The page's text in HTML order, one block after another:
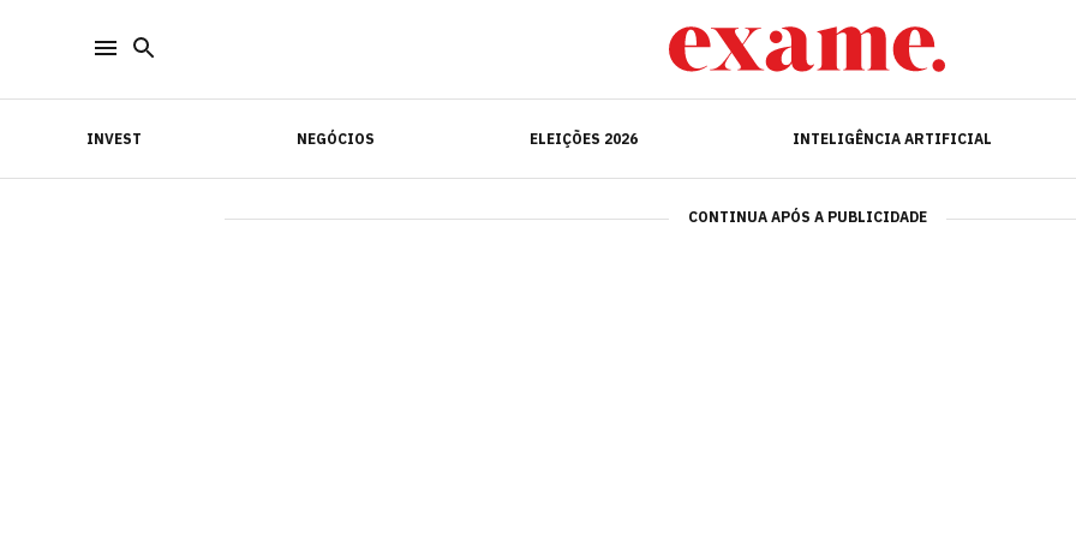
INVEST NEGÓCIOS ELEIÇÕES 2026 INTELIGÊNCIA ARTIFICIAL
INVEST INTELIGÊNCIA ARTIFICIAL
CONTINUA APÓS A PUBLICIDADE